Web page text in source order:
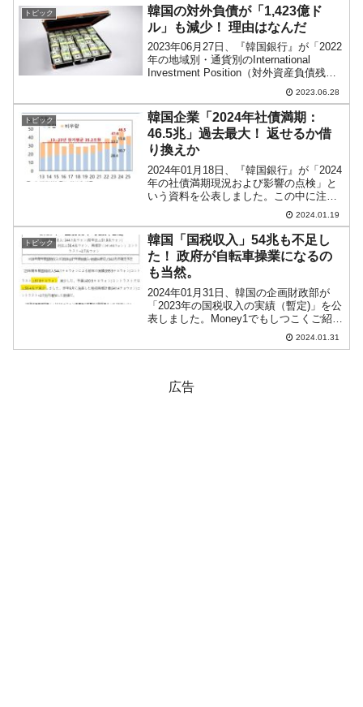
まりました。陽線ですがKOSPIは「2,...
トピック
韓国の対外負債が「1,423億ド
ル」も減少！ 理由はなんだ
2023年06月27日、『韓国銀行』が「2022
年の地域別・通貨別のInternational
Investment Position（対外資産負債残
高：略称「IIP」）」を公表しました（暫
定版）。これは国際収支統計と異なり、
IIPですので...
2023.06.28
トピック
韓国企業「2024年社債満期：
46.5兆」過去最大！ 返せるか借
り換えか
2024年01月18日、『韓国銀行』が「2024
年の社債満期現況および影響の点検」と
いう資料を公表しました。この中に注目
したいデータがあります。Money1でもご
紹介してきた「韓国企業は負債を異常な
ほど増加させている」件に関するもので
す。以...
2024.01.19
トピック
韓国「国税収入」54兆も不足し
た！ 政府が自転車操業になるの
も当然。
2024年01月31日、韓国の企画財政部が
「2023年の国税収入の実績（暫定)」を公
表しました。Money1でもしつこくご紹介
してきましたが、国税収入が対前年期比
で大きく減少し、その結果、韓国政府は
2024.01.31
広告